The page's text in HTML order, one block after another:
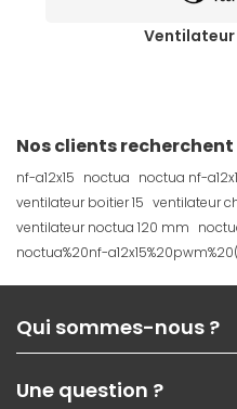
Ventilateur
Nos clients recherchent
nf-a12x15 noctua noctua nf-
ventilateur boitier 15 ventilateur
ventilateur noctua 120 mm
noctua%20nf-
Qui sommes-nous ?
Nos services
Une question ?